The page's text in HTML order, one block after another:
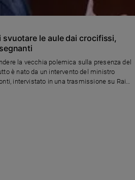
le aule dai crocifissi,
è nato da un intervento del ministro
intervistato in una trasmissione su Rai